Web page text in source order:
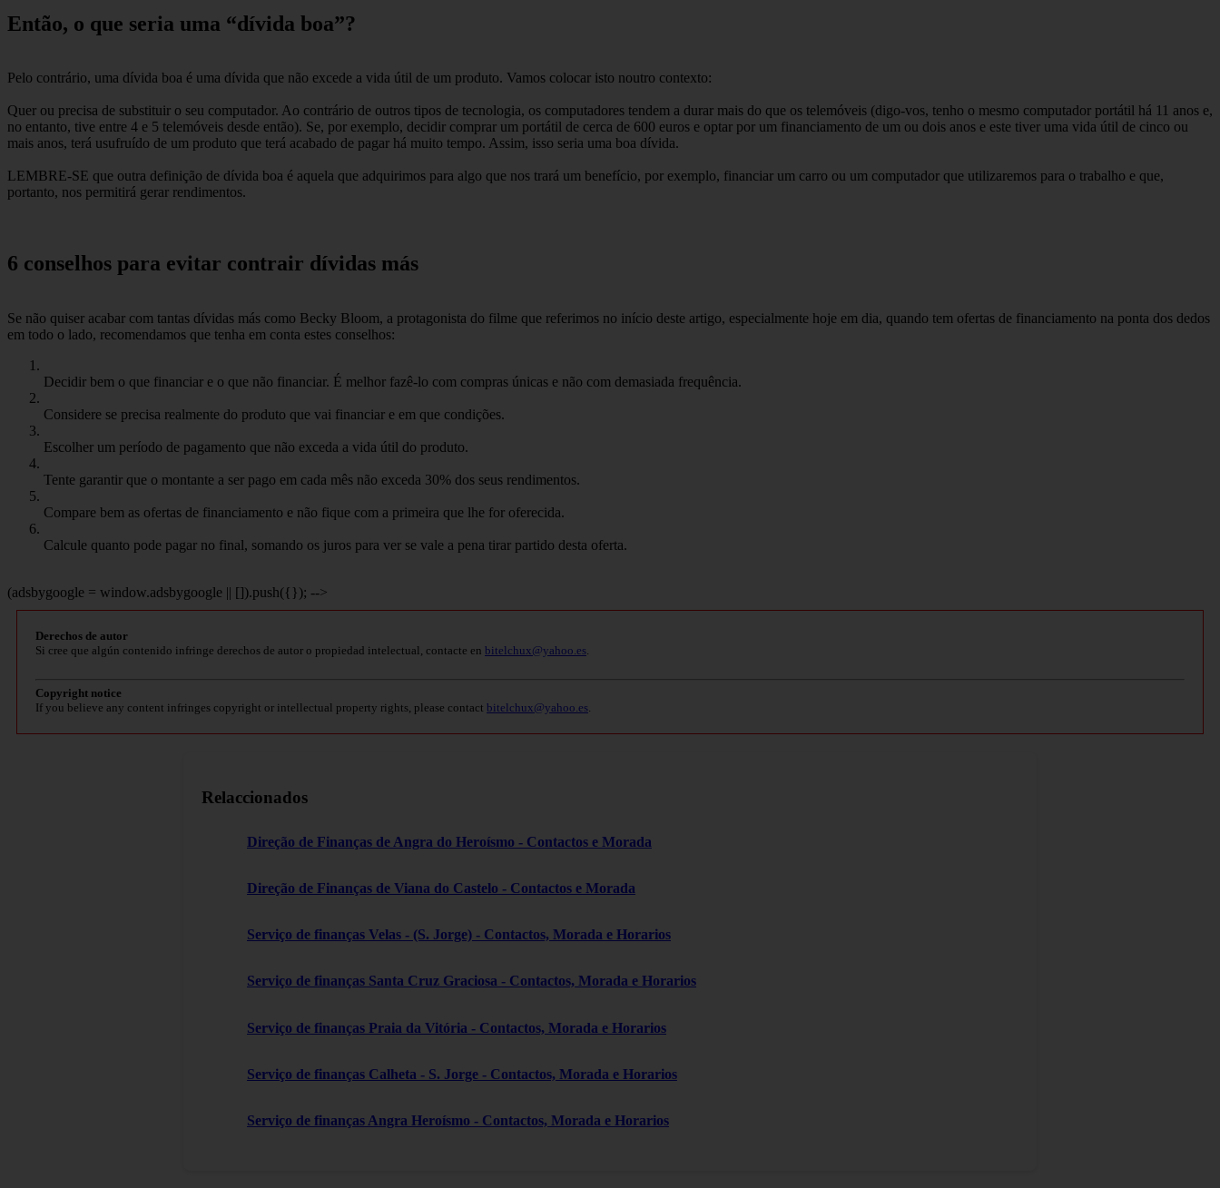
Então, o que seria uma “dívida boa”?
Pelo contrário, uma dívida boa é uma dívida que não excede a vida útil de um produto. Vamos colocar isto noutro contexto:
Quer ou precisa de substituir o seu computador. Ao contrário de outros tipos de tecnologia, os computadores tendem a durar mais do que os telemóveis (digo-vos, tenho o mesmo computador portátil há 11 anos e,
no entanto, tive entre 4 e 5 telemóveis desde então). Se, por exemplo, decidir comprar um portátil de cerca de 600 euros e optar por um financiamento de um ou dois anos e este tiver uma vida útil de cinco ou
mais anos, terá usufruído de um produto que terá acabado de pagar há muito tempo. Assim, isso seria uma boa dívida.
LEMBRE-SE que outra definição de dívida boa é aquela que adquirimos para algo que nos trará um benefício, por exemplo, financiar um carro ou um computador que utilizaremos para o trabalho e que,
portanto, nos permitirá gerar rendimentos.
6 conselhos para evitar contrair dívidas más
Se não quiser acabar com tantas dívidas más como Becky Bloom, a protagonista do filme que referimos no início deste artigo, especialmente hoje em dia, quando tem ofertas de financiamento na ponta dos dedos
em todo o lado, recomendamos que tenha em conta estes conselhos:
Decidir bem o que financiar e o que não financiar. É melhor fazê-lo com compras únicas e não com demasiada frequência.
Considere se precisa realmente do produto que vai financiar e em que condições.
Escolher um período de pagamento que não exceda a vida útil do produto.
Tente garantir que o montante a ser pago em cada mês não exceda 30% dos seus rendimentos.
Compare bem as ofertas de financiamento e não fique com a primeira que lhe for oferecida.
Calcule quanto pode pagar no final, somando os juros para ver se vale a pena tirar partido desta oferta.
(adsbygoogle = window.adsbygoogle || []).push({}); -->
Derechos de autor
Si cree que algún contenido infringe derechos de autor o propiedad intelectual, contacte en bitelchux@yahoo.es.
Copyright notice
If you believe any content infringes copyright or intellectual property rights, please contact bitelchux@yahoo.es.
Relaccionados
Direção de Finanças de Angra do Heroísmo - Contactos e Morada
Direção de Finanças de Viana do Castelo - Contactos e Morada
Serviço de finanças Velas - (S. Jorge) - Contactos, Morada e Horarios
Serviço de finanças Santa Cruz Graciosa - Contactos, Morada e Horarios
Serviço de finanças Praia da Vitória - Contactos, Morada e Horarios
Serviço de finanças Calheta - S. Jorge - Contactos, Morada e Horarios
Serviço de finanças Angra Heroísmo - Contactos, Morada e Horarios